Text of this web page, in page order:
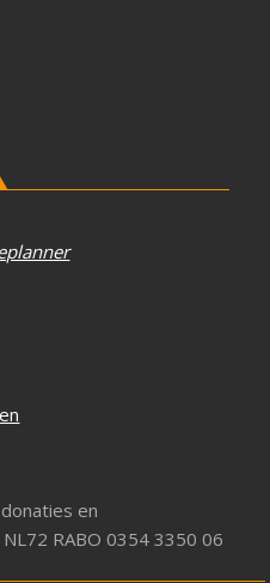
en
RABO 0354 3350 06